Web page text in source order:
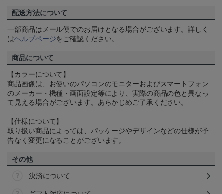
配送方法について
一部商品はメール便でのお届けとなる場合がございます。詳しく
はヘルプページをご確認ください。
商品について
【カラーについて】
商品画像は、お使いのパソコンのモニターおよびスマートフォン
のメーカー・機種・画面設定等により、実際の商品の色と異なっ
て見える場合がございます。あらかじめご了承ください。
【仕様について】
取り扱い商品によっては、パッケージやデザインなどの仕様が予
告なく変更になることがございます。
その他
決済について